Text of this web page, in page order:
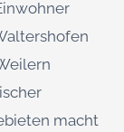
macht